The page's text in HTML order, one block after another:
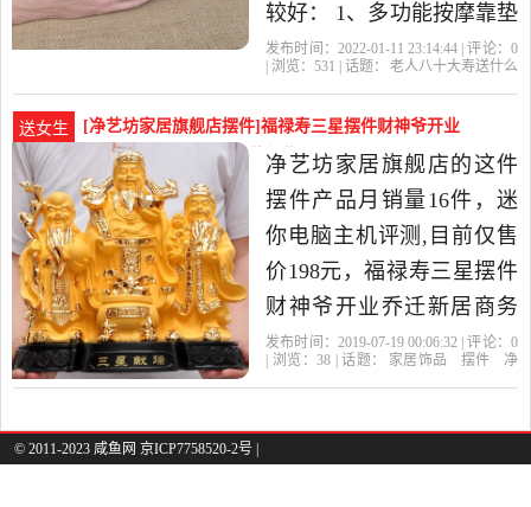
较好： 1、多功能按摩靠垫
老年人都很浅眠，睡眠质
现浑身酸痛的现象。这款
多功能按摩靠垫，可以进
行全方位的身体按摩，好
比一名技艺高超的按摩
师。 2、加..
发布时间：2022-01-11 23:14:44 | 评论： 0
| 浏览： 531 | 话题：
老人八十大寿送什么
送女生
[净艺坊家居旗舰店摆件]福禄寿三星摆件财神爷开业
乔迁新居商务月销量16件仅售198元净艺坊家居旗舰店的这件
摆件产品月销量16件，迷
你电脑主机评测,目前仅售
价198元，福禄寿三星摆件
财神爷开业乔迁新居商务
礼品客厅电视柜工艺装饰
发布时间：2019-07-19 00:06:32 | 评论： 0
| 浏览：38 | 话题： 家居饰品 摆件
净
© 2011-2023 咸鱼网 京ICP7758520-2号 |